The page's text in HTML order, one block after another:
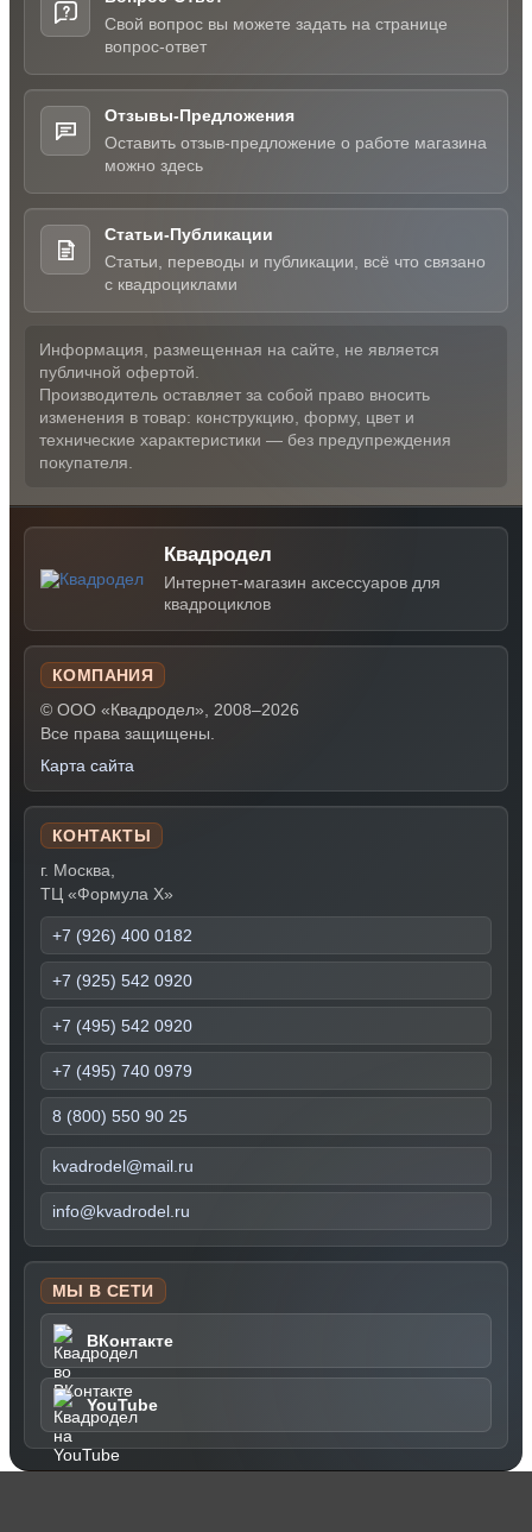
Свой вопрос вы можете задать на странице
вопрос-ответ
Отзывы-Предложения
Оставить отзыв-предложение о работе магазина
можно здесь
Статьи-Публикации
Статьи, переводы и публикации, всё что связано
с квадроциклами
Информация, размещенная на сайте, не является
публичной офертой.
Производитель оставляет за собой право вносить
изменения в товар: конструкцию, форму, цвет и
технические характеристики — без предупреждения
покупателя.
Квадродел
Интернет-магазин аксессуаров для
квадроциклов
КОМПАНИЯ
© ООО «Квадродел», 2008–2026
Все права защищены.
Карта сайта
КОНТАКТЫ
г. Москва,
ТЦ «Формула Х»
+7 (926) 400 0182
+7 (925) 542 0920
+7 (495) 542 0920
+7 (495) 740 0979
8 (800) 550 90 25
kvadrodel@mail.ru
info@kvadrodel.ru
МЫ В СЕТИ
ВКонтакте
YouTube